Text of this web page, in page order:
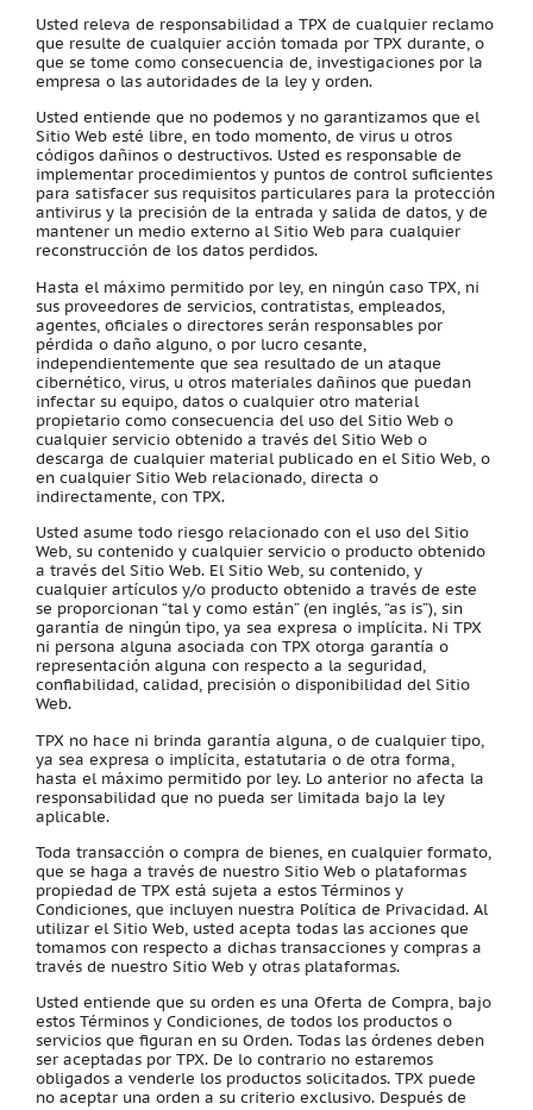
Usted releva de responsabilidad a TPX de cualquier reclamo
que resulte de cualquier acción tomada por TPX durante, o
que se tome como consecuencia de, investigaciones por la
empresa o las autoridades de la ley y orden.
Usted entiende que no podemos y no garantizamos que el
Sitio Web esté libre, en todo momento, de virus u otros
códigos dañinos o destructivos. Usted es responsable de
implementar procedimientos y puntos de control suficientes
para satisfacer sus requisitos particulares para la protección
antivirus y la precisión de la entrada y salida de datos, y de
mantener un medio externo al Sitio Web para cualquier
reconstrucción de los datos perdidos.
Hasta el máximo permitido por ley, en ningún caso TPX, ni
sus proveedores de servicios, contratistas, empleados,
agentes, oficiales o directores serán responsables por
pérdida o daño alguno, o por lucro cesante,
independientemente que sea resultado de un ataque
cibernético, virus, u otros materiales dañinos que puedan
infectar su equipo, datos o cualquier otro material
propietario como consecuencia del uso del Sitio Web o
cualquier servicio obtenido a través del Sitio Web o
descarga de cualquier material publicado en el Sitio Web, o
en cualquier Sitio Web relacionado, directa o
indirectamente, con TPX.
Usted asume todo riesgo relacionado con el uso del Sitio
Web, su contenido y cualquier servicio o producto obtenido
a través del Sitio Web. El Sitio Web, su contenido, y
cualquier artículos y/o producto obtenido a través de este
se proporcionan “tal y como están” (en inglés, “as is”), sin
garantía de ningún tipo, ya sea expresa o implícita. Ni TPX
ni persona alguna asociada con TPX otorga garantía o
representación alguna con respecto a la seguridad,
confiabilidad, calidad, precisión o disponibilidad del Sitio
Web.
TPX no hace ni brinda garantía alguna, o de cualquier tipo,
ya sea expresa o implícita, estatutaria o de otra forma,
hasta el máximo permitido por ley. Lo anterior no afecta la
responsabilidad que no pueda ser limitada bajo la ley
aplicable.
Toda transacción o compra de bienes, en cualquier formato,
que se haga a través de nuestro Sitio Web o plataformas
propiedad de TPX está sujeta a estos Términos y
Condiciones, que incluyen nuestra Política de Privacidad. Al
utilizar el Sitio Web, usted acepta todas las acciones que
tomamos con respecto a dichas transacciones y compras a
través de nuestro Sitio Web y otras plataformas.
Usted entiende que su orden es una Oferta de Compra, bajo
estos Términos y Condiciones, de todos los productos o
servicios que figuran en su Orden. Todas las órdenes deben
ser aceptadas por TPX. De lo contrario no estaremos
obligados a venderle los productos solicitados. TPX puede
no aceptar una orden a su criterio exclusivo. Después de